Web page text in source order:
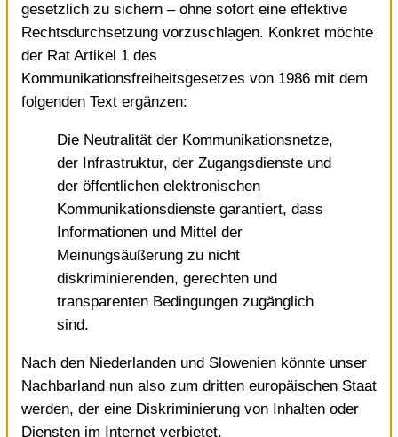
gesetzlich zu sichern – ohne sofort eine effektive
Rechtsdurchsetzung vorzuschlagen. Konkret möchte
der Rat Artikel 1 des
Kommunikationsfreiheitsgesetzes von 1986 mit dem
folgenden Text ergänzen:
Die Neutralität der Kommunikationsnetze,
der Infrastruktur, der Zugangsdienste und
der öffentlichen elektronischen
Kommunikationsdienste garantiert, dass
Informationen und Mittel der
Meinungsäußerung zu nicht
diskriminierenden, gerechten und
transparenten Bedingungen zugänglich
sind.
Nach den Niederlanden und Slowenien könnte unser
Nachbarland nun also zum dritten europäischen Staat
werden, der eine Diskriminierung von Inhalten oder
Diensten im Internet verbietet.